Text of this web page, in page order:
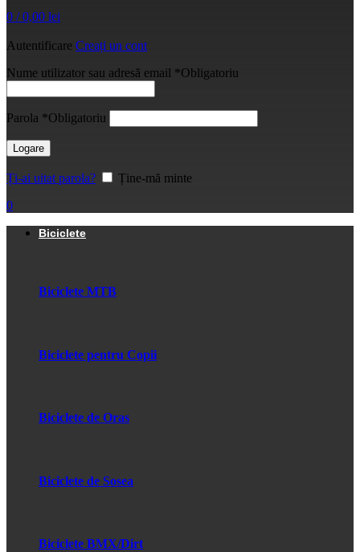
0 / 0,00 lei
Autentificare Creați un cont
Nume utilizator sau adresă email *Obligatoriu
Parola *Obligatoriu
Logare
Ți-ai uitat parola?
Ține-mă minte
0
Biciclete
Biciclete MTB
Biciclete pentru Copii
Biciclete de Oras
Biciclete de Sosea
Biciclete BMX/Dirt